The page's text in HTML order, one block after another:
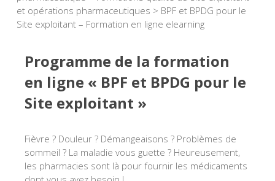
et opérations pharmaceutiques > BPF et BPDG pour le
Site exploitant – Formation en ligne elearning
Programme de la formation
en ligne « BPF et BPDG pour le
Site exploitant »
Fièvre ? Douleur ? Démangeaisons ? Problèmes de
sommeil ? La maladie vous guette ? Heureusement,
les pharmacies sont là pour fournir les médicaments